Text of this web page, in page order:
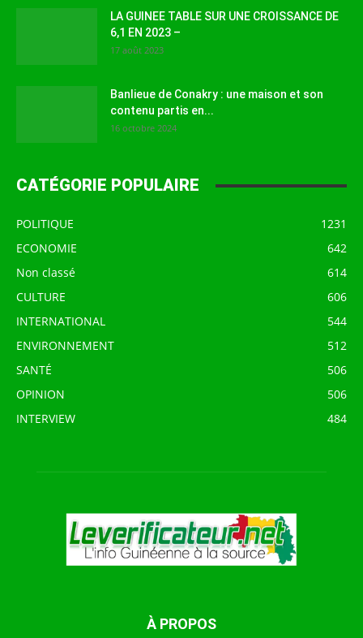
LA GUINEE TABLE SUR UNE CROISSANCE DE
6,1 EN 2023 –
17 août 2023
Banlieue de Conakry : une maison et son
contenu partis en...
16 octobre 2024
CATÉGORIE POPULAIRE
POLITIQUE
1231
ECONOMIE
642
Non classé
614
CULTURE
606
INTERNATIONAL
544
ENVIRONNEMENT
512
SANTÉ
506
OPINION
506
INTERVIEW
484
À PROPOS